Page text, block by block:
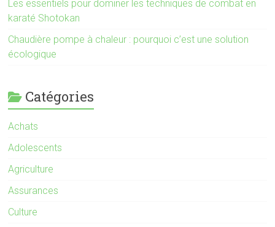
Les essentiels pour dominer les techniques de combat en
karaté Shotokan
Chaudière pompe à chaleur : pourquoi c’est une solution
écologique
Catégories
Achats
Adolescents
Agriculture
Assurances
Culture